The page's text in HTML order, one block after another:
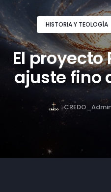
HISTORIA Y TEOLOGÍA
El proyecto
ajuste fino